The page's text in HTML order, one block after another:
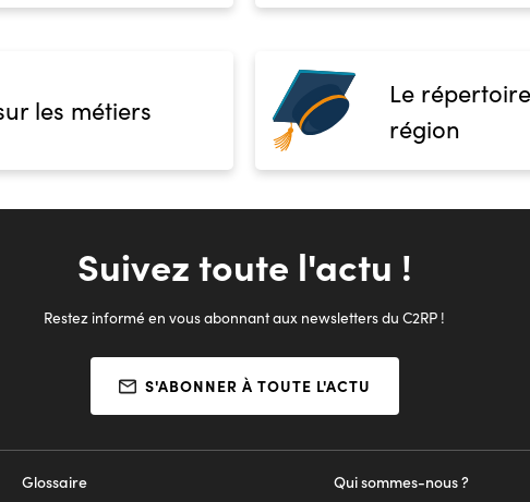
les métiers
Le
région
Suivez toute l'actu !
Restez informé en vous abonnant aux newsletters du C2RP !
S'ABONNER À TOUTE L'ACTU
Qui sommes-nous ?
Glossaire